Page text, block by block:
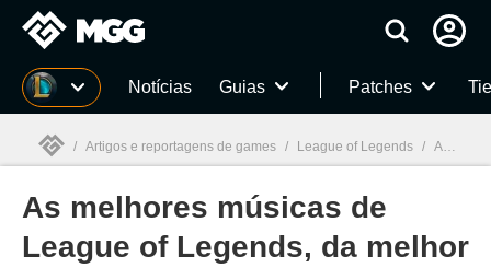
Millenium Notícias Guias Patches
Millenium
/ Artigos e reportagens de games / League of Legends / As melhores músicas de League of Legends, da melhor para a pior
As melhores músicas de
League of Legends, da melhor